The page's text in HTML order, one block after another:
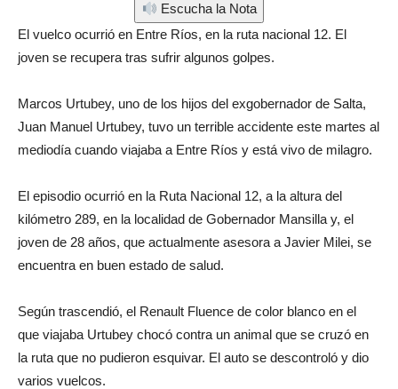
Escucha la Nota
El vuelco ocurrió en Entre Ríos, en la ruta nacional 12. El
joven se recupera tras sufrir algunos golpes.
Marcos Urtubey, uno de los hijos del exgobernador de Salta,
Juan Manuel Urtubey, tuvo un terrible accidente este martes al
mediodía cuando viajaba a Entre Ríos y está vivo de milagro.
El episodio ocurrió en la Ruta Nacional 12, a la altura del
kilómetro 289, en la localidad de Gobernador Mansilla y, el
joven de 28 años, que actualmente asesora a Javier Milei, se
encuentra en buen estado de salud.
Según trascendió, el Renault Fluence de color blanco en el
que viajaba Urtubey chocó contra un animal que se cruzó en
la ruta que no pudieron esquivar. El auto se descontroló y dio
varios vuelcos.